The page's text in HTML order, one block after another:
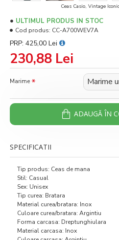
Ceas Casio, Vintage
230,88 Lei
PRP: 425,00 Lei
ULTIMUL PRODUS IN STOC
Cod produs: CC-A700WEV7A
Marime Marime
ADAUGĂ ÎN
SPECIFICATII
Tip produs: Ceas de mana
Stil: Casual
Sex: Unisex
Tip curea: Bratara
Material curea/bratara: Inox
Culoare curea/bratara: Argintiu
Forma carcasa: Dreptunghiulara
Material carcasa: Inox